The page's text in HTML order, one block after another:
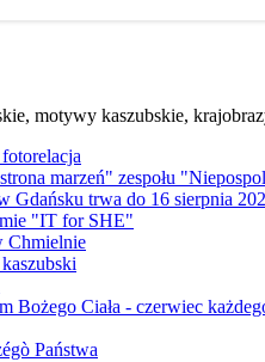
motywy kaszubskie,
marzeń" zespołu
Gdańsku trwa do 16 sierpnia
"IT for SHE"
Chmielnie
Bożego Ciała - czerwiec
Państwa